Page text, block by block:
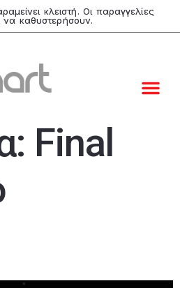
κλειστή. Οι παραγγελίες
να καθυστερήσουν.
Final